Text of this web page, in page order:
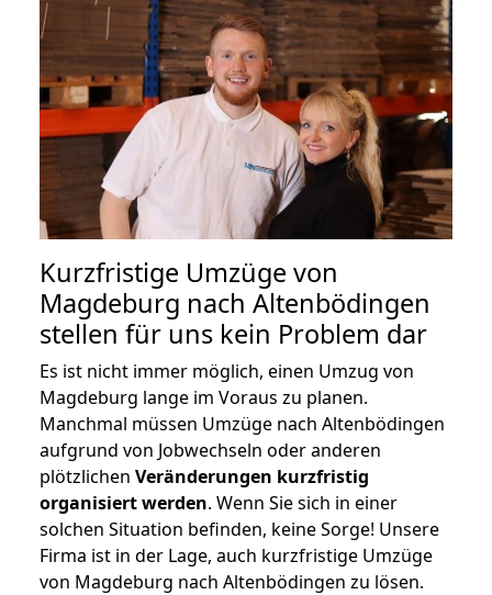
Kurzfristige Umzüge von
Magdeburg nach Altenbödingen
stellen für uns kein Problem dar
Es ist nicht immer möglich, einen Umzug von
Magdeburg lange im Voraus zu planen.
Manchmal müssen Umzüge nach Altenbödingen
aufgrund von Jobwechseln oder anderen
plötzlichen Veränderungen kurzfristig
organisiert werden. Wenn Sie sich in einer
solchen Situation befinden, keine Sorge! Unsere
Firma ist in der Lage, auch kurzfristige Umzüge
von Magdeburg nach Altenbödingen zu lösen.